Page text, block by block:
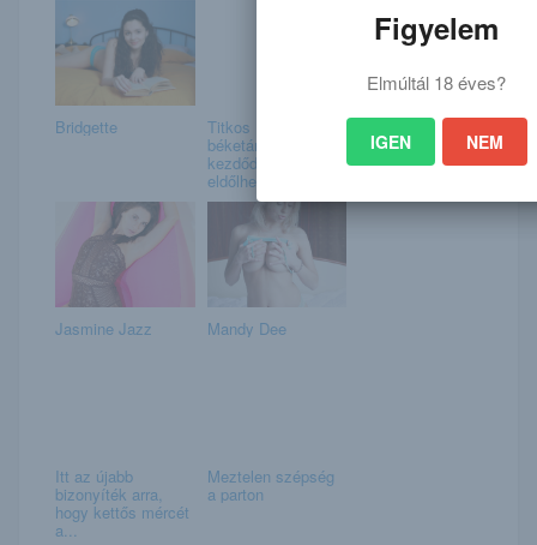
Bridgette Titkos
béketárgyalás
kezdődött –
eldőlhet az ukraj...
Jasmine Jazz Mandy Dee
Itt az újabb
bizonyíték arra,
hogy kettős mércét
a...
Meztelen szépség
a parton
Figyelem
Elmúltál 18 éves?
IGEN NEM